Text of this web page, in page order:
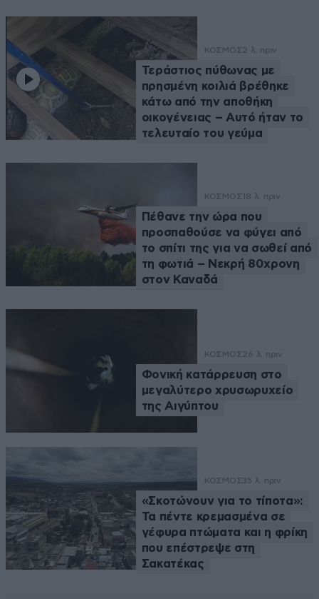
ΚΟΣΜΟΣ2 λ. πριν
Τεράστιος πύθωνας με
πρησμένη κοιλιά βρέθηκε
κάτω από την αποθήκη
οικογένειας – Αυτό ήταν το
τελευταίο του γεύμα
ΚΟΣΜΟΣ 18 λ. πριν
Πέθανε την ώρα που
προσπαθούσε να φύγει από
το σπίτι της για να σωθεί από
τη φωτιά – Νεκρή 80χρονη
στον Καναδά
ΚΟΣΜΟΣ26 λ. πριν
Φονική κατάρρευση στο
μεγαλύτερο χρυσωρυχείο
της Αιγύπτου
ΚΟΣΜΟΣ35 λ. πριν
«Σκοτώνουν για το τίποτα»:
Τα πέντε κρεμασμένα σε
γέφυρα πτώματα και η φρίκη
που επέστρεψε στη
Σακατέκας